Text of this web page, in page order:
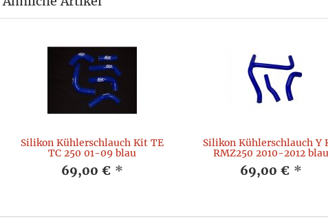
Silikon Kühlerschlauch Kit TE
TC 250 01-09 blau
69,00 € *
Silikon Kühlerschlauch Y
RMZ250 2010-2012 blau
69,00 € *